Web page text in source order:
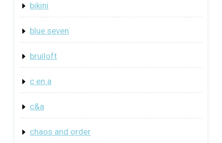
bikini
blue seven
bruiloft
c en a
c&a
chaos and order